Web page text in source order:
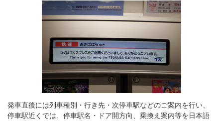
発車直後には列車種別・行き先・次停車駅などのご案内を行い、
停車駅近くでは、停車駅名・ドア開方向、乗換え案内等を日本語